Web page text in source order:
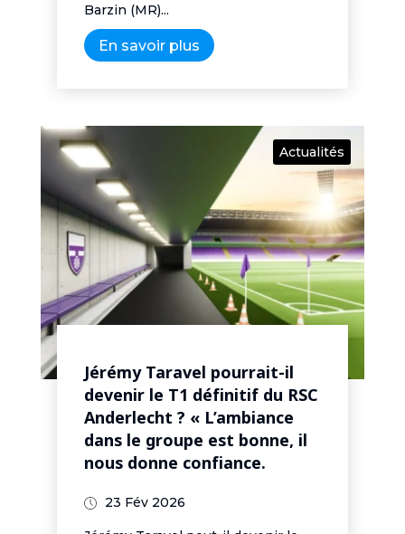
Barzin (MR)...
En savoir plus
Actualités
Jérémy Taravel pourrait-il
devenir le T1 définitif du RSC
Anderlecht ? « L’ambiance
dans le groupe est bonne, il
nous donne confiance.
23 Fév 2026